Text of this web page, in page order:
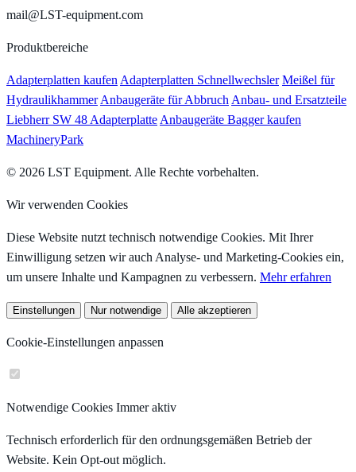
mail@LST-equipment.com
Produktbereiche
Adapterplatten kaufenAdapterplatten Schnellwechsler Meißel für
HydraulikhammerAnbaugeräte für AbbruchAnbau- und Ersatzteile
Liebherr SW 48 AdapterplatteAnbaugeräte Bagger kaufen
MachineryPark
© 2026 LST Equipment. Alle Rechte vorbehalten.
Wir verwenden Cookies
Diese Website nutzt technisch notwendige Cookies. Mit Ihrer
Einwilligung setzen wir auch Analyse- und Marketing-Cookies ein,
um unsere Inhalte und Kampagnen zu verbessern. Mehr erfahren
Einstellungen Nur notwendige Alle akzeptieren
Cookie-Einstellungen anpassen
Notwendige Cookies Immer aktiv
Technisch erforderlich für den ordnungsgemäßen Betrieb der
Website. Kein Opt-out möglich.